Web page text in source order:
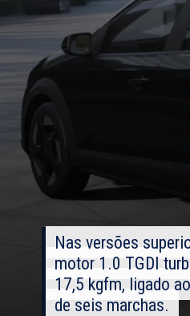
Nas versões
motor 1.0 TGDI
17,5 kgfm, ligado
de seis marchas.
Nas versões
motor 1.0 TGDI
17,5 kgfm, ligado
de seis marchas.